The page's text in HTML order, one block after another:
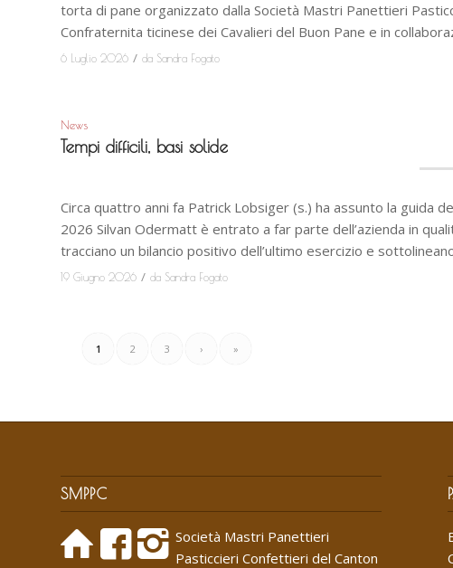
torta di pane organizzato dalla Società Mastri Panettieri
Confraternita ticinese dei Cavalieri del Buon Pane e in
6 Luglio 2026 / da Sandra Fogato
News
Tempi difficili, basi solide
Circa quattro anni fa Patrick Lobsiger (s.) ha assunto la guida
2026 Silvan Odermatt è entrato a far parte dell’azienda in
tracciano un bilancio positivo dell’ultimo esercizio e
19 Giugno 2026 / da Sandra Fogato
1 2 3 › »
SMPPC
Società Mastri Panettieri
Pasticcieri Confettieri del Canton